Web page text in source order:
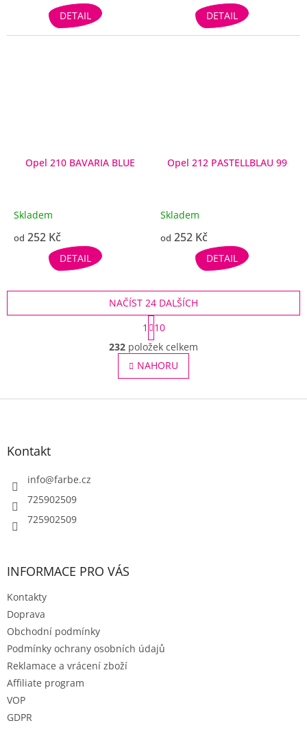
DETAIL DETAIL
Opel 210 BAVARIA BLUE
Skladem
od 252 Kč
DETAIL
Opel 212 PASTELLBLAU 99
Skladem
od 252 Kč
DETAIL
O
v
l
á
a
NAČÍST 24 DALŠÍCH
S
t
r
á
n
k
v
1
10
232 položek celkem
NAHORU
Z
Kontakt
info@farbe.cz
725902509
725902509
INFORMACE PRO VÁS
Kontakty
Doprava
Obchodní podmínky
Podmínky ochrany osobních údajů
Reklamace a vrácení zboží
Affiliate program
VOP
GDPR